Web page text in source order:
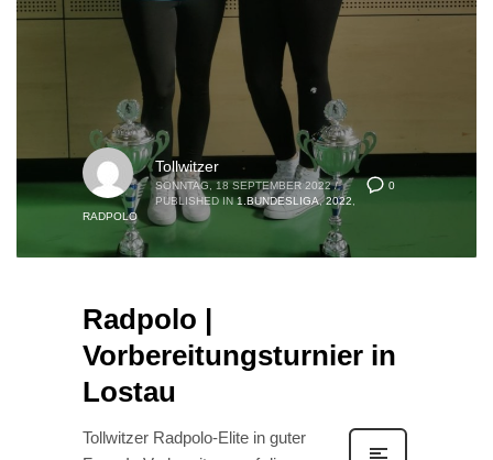
0
Tollwitzer
SONNTAG, 18 SEPTEMBER 2022 /
PUBLISHED IN 1.BUNDESLIGA,2022
RADPOLO
Radpolo |
Vorbereitungsturnier in
Lostau
Tollwitzer Radpolo-Elite in guter